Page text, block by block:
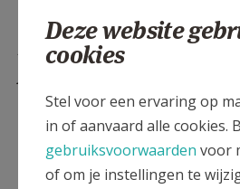
De opeenvolgende
pastores
1989-2000 Robert Raes
2000-2014 Robrecht Michiels
2014-2021 Jan Vanden Berghe
Deze website
cookies
Stel voor een ervaring op
in of aanvaard alle cookies.
gebruiksvoorwaarden voor
of om je instellingen te